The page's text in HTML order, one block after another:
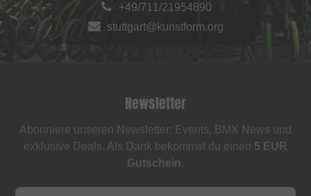
+49/711/21954890
stuttgart@kunstform.org
Newsletter
Abonniere unseren Newsletter: Events, BMX News und
exklusive Deals. Als Dank bekommst du einen 5 EUR
Gutschein.